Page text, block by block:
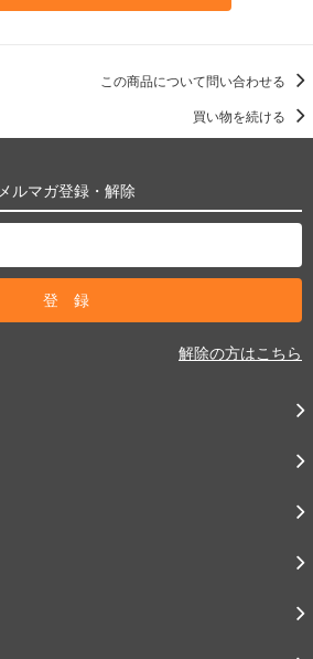
この商品について問い合わせる
買い物を続ける
メルマガ登録・解除
解除の方はこちら